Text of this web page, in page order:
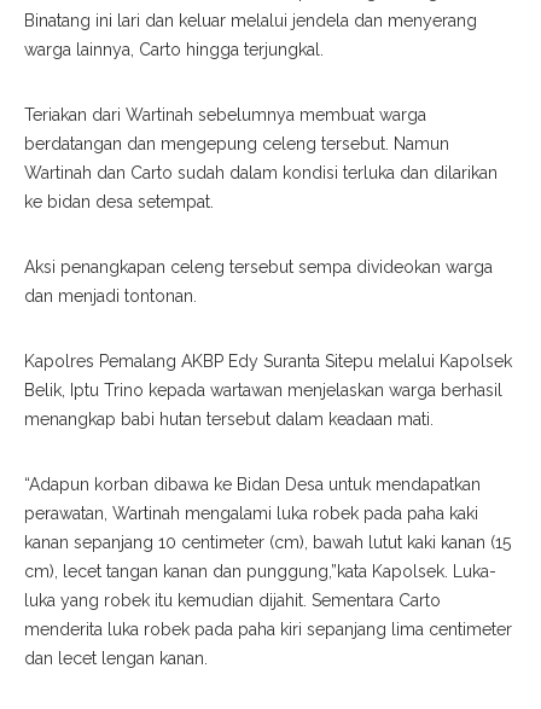
Binatang ini lari dan keluar melalui jendela dan menyerang
warga lainnya, Carto hingga terjungkal.
Teriakan dari Wartinah sebelumnya membuat warga
berdatangan dan mengepung celeng tersebut. Namun
Wartinah dan Carto sudah dalam kondisi terluka dan dilarikan
ke bidan desa setempat.
Aksi penangkapan celeng tersebut sempa divideokan warga
dan menjadi tontonan.
Kapolres Pemalang AKBP Edy Suranta Sitepu melalui Kapolsek
Belik, Iptu Trino kepada wartawan menjelaskan warga berhasil
menangkap babi hutan tersebut dalam keadaan mati.
“Adapun korban dibawa ke Bidan Desa untuk mendapatkan
perawatan, Wartinah mengalami luka robek pada paha kaki
kanan sepanjang 10 centimeter (cm), bawah lutut kaki kanan (15
cm), lecet tangan kanan dan punggung,”kata Kapolsek. Luka-
luka yang robek itu kemudian dijahit. Sementara Carto
menderita luka robek pada paha kiri sepanjang lima centimeter
dan lecet lengan kanan.